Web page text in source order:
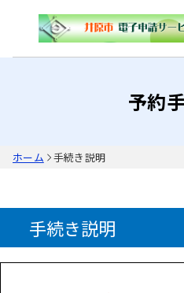
予約
ホーム 手続き説明
手続き説明